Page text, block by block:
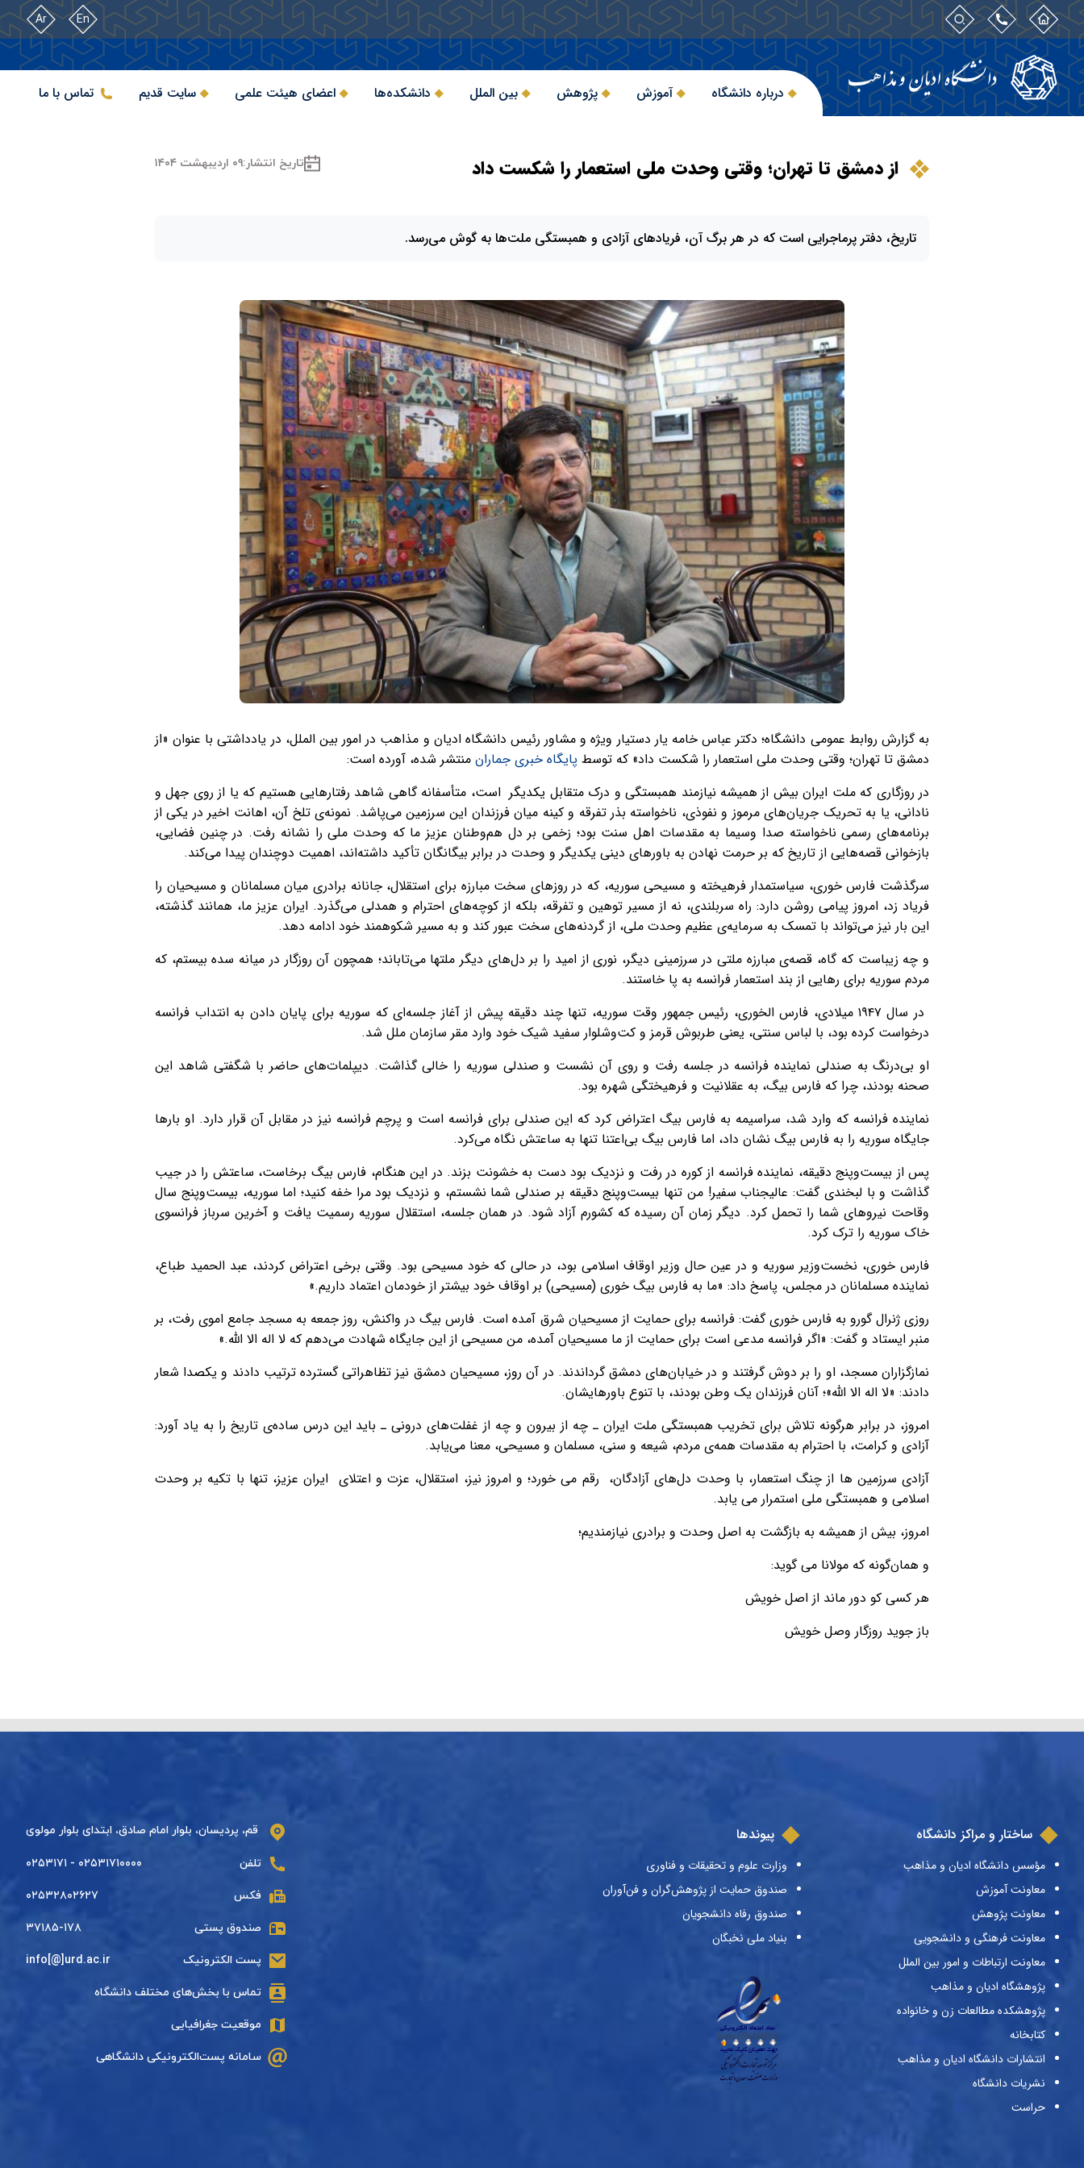
En
Ar
درباره دانشگاه آموزش پژوهش بین الملل دانشکده‌ها اعضای هیئت علمی سایت قدیم تماس با ما
از دمشق تا تهران؛ وقتی وحدت ملی استعمار را شکست داد تاریخ انتشار:۰۹ اردیبهشت ۱۴۰۴
تاریخ، دفتر پرماجرایی است که در هر برگ آن، فریادهای آزادی و همبستگی ملت‌ها به گوش می‌رسد.
به گزارش روابط عمومی دانشگاه؛ دکتر عباس خامه یار دستیار ویژه و مشاور رئیس دانشگاه ادیان و مذاهب در امور بین الملل، در یادداشتی با عنوان «از
دمشق تا تهران؛ وقتی وحدت ملی استعمار را شکست داد» که توسط پایگاه خبری جماران منتشر شده، آورده است:
در روزگاری که ملت ایران بیش از همیشه نیازمند همبستگی و درک متقابل یکدیگر است، متأسفانه گاهی شاهد رفتارهایی هستیم که یا از روی جهل و
نادانی، یا به تحریک جریان‌های مرموز و نفوذی، ناخواسته بذر تفرقه و کینه میان فرزندان این سرزمین می‌پاشد. نمونه‌ی تلخ آن، اهانت اخیر در یکی از
برنامه‌های رسمی ناخواسته صدا وسیما به مقدسات اهل سنت بود؛ زخمی بر دل هم‌وطنان عزیز ما که وحدت ملی را نشانه رفت. در چنین فضایی،
بازخوانی قصه‌هایی از تاریخ که بر حرمت نهادن به باورهای دینی یکدیگر و وحدت در برابر بیگانگان تأکید داشته‌اند، اهمیت دوچندان پیدا می‌کند.
سرگذشت فارس خوری، سیاستمدار فرهیخته و مسیحی سوریه، که در روزهای سخت مبارزه برای استقلال، جانانه برادری میان مسلمانان و مسیحیان را
فریاد زد، امروز پیامی روشن دارد: راه سربلندی، نه از مسیر توهین و تفرقه، بلکه از کوچه‌های احترام و همدلی می‌گذرد. ایران عزیز ما، همانند گذشته،
این بار نیز می‌تواند با تمسک به سرمایه‌ی عظیم وحدت ملی، از گردنه‌های سخت عبور کند و به مسیر شکوهمند خود ادامه دهد.
و چه زیباست که گاه، قصه‌ی مبارزه ملتی در سرزمینی دیگر، نوری از امید را بر دل‌های دیگر ملتها می‌تاباند؛ همچون آن روزگار در میانه سده بیستم، که
مردم سوریه برای رهایی از بند استعمار فرانسه به پا خاستند.
در سال ۱۹۴۷ میلادی، فارس الخوری، رئیس جمهور وقت سوریه، تنها چند دقیقه پیش از آغاز جلسه‌ای که سوریه برای پایان دادن به انتداب فرانسه
درخواست کرده بود، با لباس سنتی، یعنی طربوش قرمز و کت‌وشلوار سفید شیک خود وارد مقر سازمان ملل شد.
او بی‌درنگ به صندلی نماینده فرانسه در جلسه رفت و روی آن نشست و صندلی سوریه را خالی گذاشت. دیپلمات‌های حاضر با شگفتی شاهد این
صحنه بودند، چرا که فارس بیگ، به عقلانیت و فرهیختگی شهره بود.
نماینده فرانسه که وارد شد، سراسیمه به فارس بیگ اعتراض کرد که این صندلی برای فرانسه است و پرچم فرانسه نیز در مقابل آن قرار دارد. او بارها
جایگاه سوریه را به فارس بیگ نشان داد، اما فارس بیگ بی‌اعتنا تنها به ساعتش نگاه می‌کرد.
پس از بیست‌وپنج دقیقه، نماینده فرانسه از کوره در رفت و نزدیک بود دست به خشونت بزند. در این هنگام، فارس بیگ برخاست، ساعتش را در جیب
گذاشت و با لبخندی گفت: عالیجناب سفیر! من تنها بیست‌وپنج دقیقه بر صندلی شما نشستم، و نزدیک بود مرا خفه کنید؛ اما سوریه، بیست‌وپنج سال
وقاحت نیروهای شما را تحمل کرد. دیگر زمان آن رسیده که کشورم آزاد شود. در همان جلسه، استقلال سوریه رسمیت یافت و آخرین سرباز فرانسوی
خاک سوریه را ترک کرد.
فارس خوری، نخست‌وزیر سوریه و در عین حال وزیر اوقاف اسلامی بود، در حالی که خود مسیحی بود. وقتی برخی اعتراض کردند، عبد الحمید طباع،
نماینده مسلمانان در مجلس، پاسخ داد: «ما به فارس بیگ خوری (مسیحی) بر اوقاف خود بیشتر از خودمان اعتماد داریم.»
روزی ژنرال گورو به فارس خوری گفت: فرانسه برای حمایت از مسیحیان شرق آمده است. فارس بیگ در واکنش، روز جمعه به مسجد جامع اموی رفت، بر
منبر ایستاد و گفت: «اگر فرانسه مدعی است برای حمایت از ما مسیحیان آمده، من مسیحی از این جایگاه شهادت می‌دهم که لا اله الا الله.»
نمازگزاران مسجد، او را بر دوش گرفتند و در خیابان‌های دمشق گرداندند. در آن روز، مسیحیان دمشق نیز تظاهراتی گسترده ترتیب دادند و یکصدا شعار
دادند: «لا اله الا الله»؛ آنان فرزندان یک وطن بودند، با تنوع باورهایشان.
امروز، در برابر هرگونه تلاش برای تخریب همبستگی ملت ایران ـ چه از بیرون و چه از غفلت‌های درونی ـ باید این درس ساده‌ی تاریخ را به یاد آورد:
آزادی و کرامت، با احترام به مقدسات همه‌ی مردم، شیعه و سنی، مسلمان و مسیحی، معنا می‌یابد.
آزادی سرزمین ها از چنگ استعمار، با وحدت دل‌های آزادگان، رقم می خورد؛ و امروز نیز، استقلال، عزت و اعتلای ایران عزیز، تنها با تکیه بر وحدت
اسلامی و همبستگی ملی استمرار می یابد.
امروز، بیش از همیشه به بازگشت به اصل وحدت و برادری نیازمندیم؛
و همان‌گونه که مولانا می گوید:
هر کسی کو دور ماند از اصل خویش
باز جوید روزگار وصل خویش
ساختار و مراکز دانشگاه
مؤسس دانشگاه ادیان و مذاهب
معاونت آموزش
معاونت پژوهش
معاونت فرهنگی و دانشجویی
معاونت ارتباطات و امور بین الملل
پژوهشگاه ادیان و مذاهب
پژوهشکده مطالعات زن و خانواده
کتابخانه
انتشارات دانشگاه ادیان و مذاهب
نشریات دانشگاه
حراست
پیوندها
وزارت علوم و تحقیقات و فناوری
صندوق حمایت از پژوهش‌گران و فن‌آوران
صندوق رفاه دانشجویان
بنیاد ملی نخبگان
قم، پردیسان، بلوار امام صادق، ابتدای بلوار مولوی
تلفن ۰۲۵۳۱۷۱۰۰۰۰ - ۰۲۵۳۱۷۱
فکس ۰۲۵۳۲۸۰۲۶۲۷
صندوق پستی ۳۷۱۸۵-۱۷۸
پست الکترونیک info[@]urd.ac.ir
تماس با بخش‌های مختلف دانشگاه
موقعیت جغرافیایی
سامانه پست‌الکترونیکی دانشگاهی